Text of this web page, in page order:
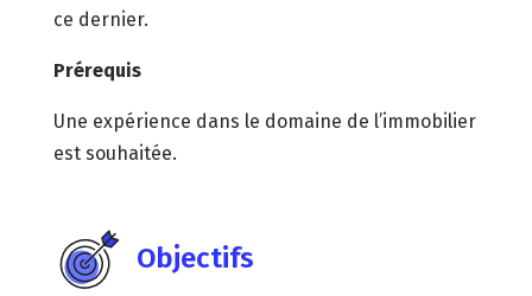
ce dernier.
Prérequis
Une expérience dans le domaine de l’immobilier
est souhaitée.
Objectifs